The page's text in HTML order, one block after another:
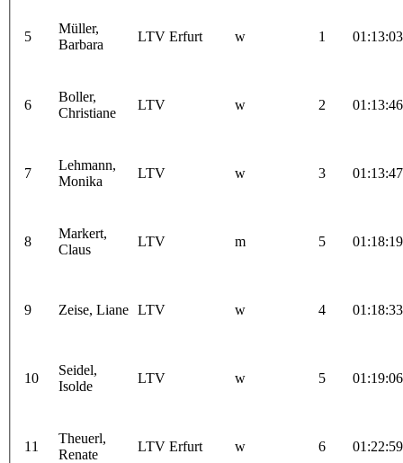
5
Müller,
Barbara
LTV Erfurt w 1 01:13:03
6
Boller,
Christiane
LTV w 2 01:13:46
7
Lehmann,
Monika
LTV w 3 01:13:47
8
Markert,
Claus
LTV m 5 01:18:19
9 Zeise, Liane LTV w 4 01:18:33
10
Seidel,
Isolde
LTV w 5 01:19:06
11
Theuerl,
Renate
LTV Erfurt w 6 01:22:59